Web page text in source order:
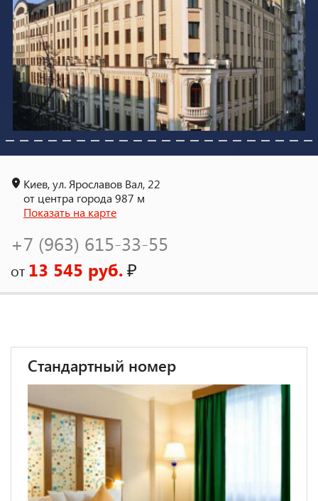
Киев, ул. Ярославов Вал, 22
от центра города 987 м
Показать на карте
+7 (963) 615-33-55
от 13 545 руб.₽
Стандартный номер